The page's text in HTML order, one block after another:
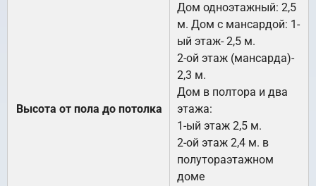
Высота от пола до потолка
Дом одноэтажный: 2,5
м. Дом с мансардой: 1-
ый этаж- 2,5 м.
2-ой этаж (мансарда)-
2,3 м.
Дом в полтора и два
этажа:
1-ый этаж 2,5 м.
2-ой этаж 2,4 м. в
полутораэтажном
доме